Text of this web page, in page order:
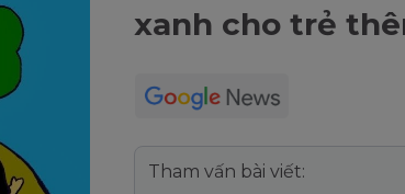
xanh cho trẻ
Tham vấn bài viết: